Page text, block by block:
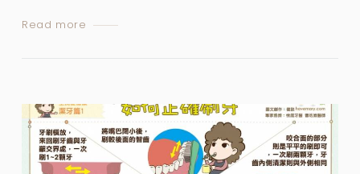
Read more